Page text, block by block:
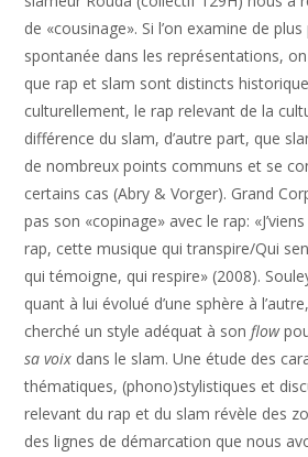
de «cousinage». Si l’on examine de
spontanée dans les représentations,
que rap et slam sont distincts
culturellement, le rap relevant de la
différence du slam, d’autre part, que
de nombreux points communs et se
certains cas (Abry & Vorger). Grand
pas son «copinage» avec le rap:
rap, cette musique qui transpire/Qui
qui témoigne, qui respire» (2008).
quant à lui évolué d’une sphère à
cherché un style adéquat à sonflow
sa voix dans le slam. Une étude des
thématiques, (phono)stylistiques et
relevant du rap et du slam révèle des
des lignes de démarcation que nous